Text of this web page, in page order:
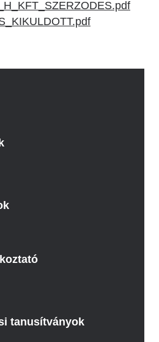
tanusítványok